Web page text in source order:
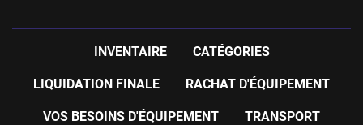
INVENTAIRE CATÉGORIES
LIQUIDATION FINALE RACHAT D'ÉQUIPEMENT
VOS BESOINS D'ÉQUIPEMENT TRANSPORT